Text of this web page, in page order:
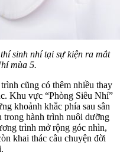
sinh nhí tại sự kiện ra mắt
mùa 5.
cũng có thêm nhiều thay
Khu vực “Phòng Siêu Nhí”
khoảnh khắc phía sau sân
trong hành trình nuôi dưỡng
trình mở rộng góc nhìn,
khai thác câu chuyện đời